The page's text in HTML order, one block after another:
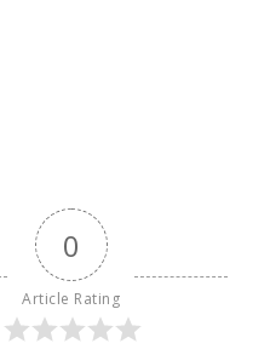
0
Article Rating